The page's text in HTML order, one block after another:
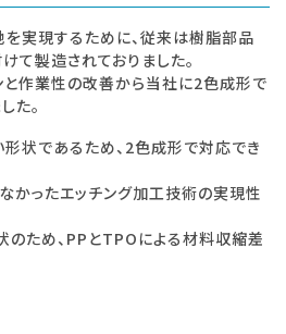
実現するために、従来は樹脂部品
て製造されておりました。
と作業性の改善から当社に2色成形で
た。
状であるため、2色成形で対応でき
かったエッチング加工技術の実現性
ため、PPとTPOによる材料収縮差